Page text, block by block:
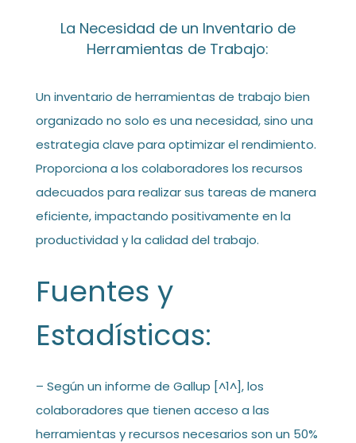
La Necesidad de un Inventario de
Herramientas de Trabajo:
Un inventario de herramientas de trabajo bien
organizado no solo es una necesidad, sino una
estrategia clave para optimizar el rendimiento.
Proporciona a los colaboradores los recursos
adecuados para realizar sus tareas de manera
eficiente, impactando positivamente en la
productividad y la calidad del trabajo.
Fuentes y
Estadísticas:
– Según un informe de Gallup [^1^], los
colaboradores que tienen acceso a las
herramientas y recursos necesarios son un 50%